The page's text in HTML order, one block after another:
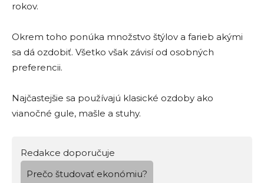
rokov.
Okrem toho ponúka množstvo štýlov a farieb akými
sa dá ozdobiť. Všetko však závisí od osobných
preferencii.
Najčastejšie sa používajú klasické ozdoby ako
vianočné gule, mašle a stuhy.
Redakce doporučuje
Prečo študovať ekonómiu?